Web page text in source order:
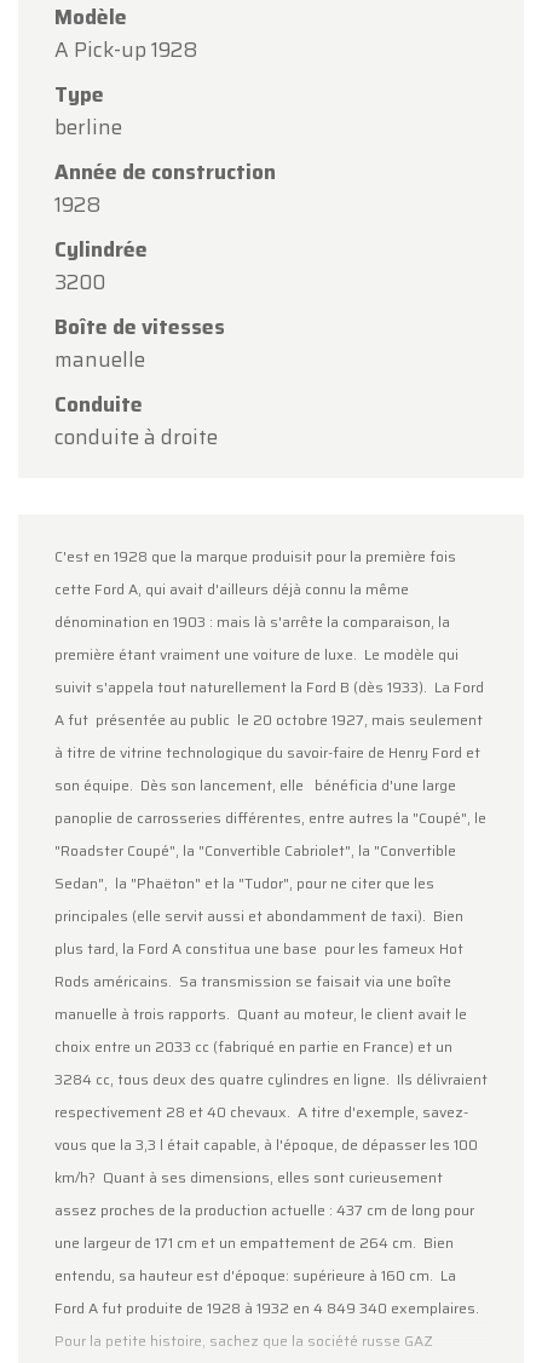
Modèle
A Pick-up 1928
Type
berline
Année de construction
1928
Cylindrée
3200
Boîte de vitesses
manuelle
Conduite
conduite à droite
C'est en 1928 que la marque produisit pour la première fois
cette Ford A, qui avait d'ailleurs déjà connu la même
dénomination en 1903 : mais là s'arrête la comparaison, la
première étant vraiment une voiture de luxe. Le modèle qui
suivit s'appela tout naturellement la Ford B (dès 1933). La Ford
A fut présentée au public le 20 octobre 1927, mais seulement
à titre de vitrine technologique du savoir-faire de Henry Ford et
son équipe. Dès son lancement, elle bénéficia d'une large
panoplie de carrosseries différentes, entre autres la "Coupé", le
"Roadster Coupé", la "Convertible Cabriolet", la "Convertible
Sedan", la "Phaëton" et la "Tudor", pour ne citer que les
principales (elle servit aussi et abondamment de taxi). Bien
plus tard, la Ford A constitua une base pour les fameux Hot
Rods américains. Sa transmission se faisait via une boîte
manuelle à trois rapports. Quant au moteur, le client avait le
choix entre un 2033 cc (fabriqué en partie en France) et un
3284 cc, tous deux des quatre cylindres en ligne. Ils délivraient
respectivement 28 et 40 chevaux. A titre d'exemple, savez-
vous que la 3,3 l était capable, à l'époque, de dépasser les 100
km/h? Quant à ses dimensions, elles sont curieusement
assez proches de la production actuelle : 437 cm de long pour
une largeur de 171 cm et un empattement de 264 cm. Bien
entendu, sa hauteur est d'époque: supérieure à 160 cm. La
Ford A fut produite de 1928 à 1932 en 4 849 340 exemplaires.
Pour la petite histoire, sachez que la société russe GAZ
Oldtimerfarm
Chers clients,
Oldtimerfarm sera
l'occasion de l'Assomption.
Notre showroom sera
lundi 10 août au vendredi 14 août
horaires habituels.
Le lundi 17 août, nous serons
vous accueillir prochainement !
L'équipe Oldtimerfarm